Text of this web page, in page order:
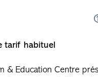
tarif habituel
& Education Centre